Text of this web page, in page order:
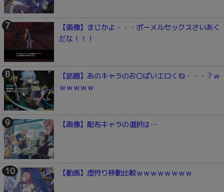
【画像】まじかよ・・・ポーメルセックスさいあく
だな！！！
【話題】あのキャラのお〇ぱいエロくね・・・？ｗ
ｗｗｗｗｗ
【画像】配布キャラの選択は…
【動画】虚狩り移動比較ｗｗｗｗｗｗｗｗ